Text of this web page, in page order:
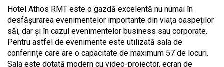
Hotel Athos RMT este o gazdă excelentă nu numai în
desfășurarea evenimentelor importante din viața oaspeților
săi, dar și în cazul evenimentelor business sau corporate.
Pentru astfel de evenimente este utilizată sala de
conferințe care are o capacitate de maximum 57 de locuri.
Sala este dotată modern cu video-proiector, ecran de